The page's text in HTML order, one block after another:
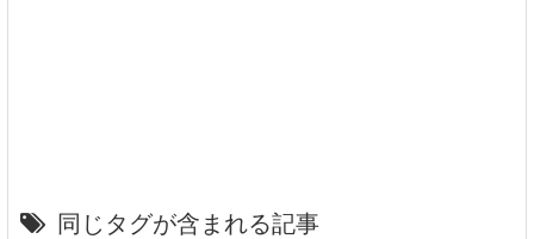
同じタグが含まれる記事